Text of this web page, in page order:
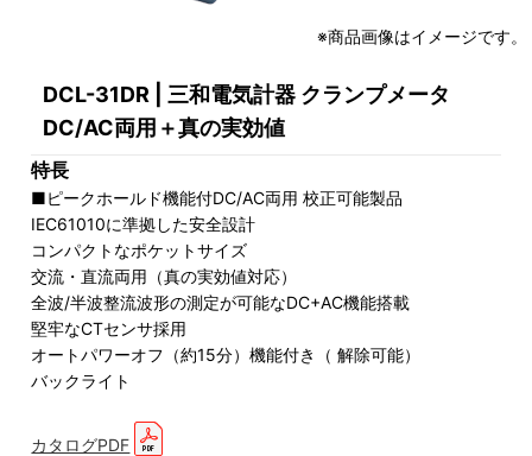
※商品画像はイメージです。
DCL-31DR | 三和電気計器 クランプメータ
DC/AC両用＋真の実効値
特長
■ピークホールド機能付DC/AC両用 校正可能製品
IEC61010に準拠した安全設計
コンパクトなポケットサイズ
交流・直流両用（真の実効値対応）
全波/半波整流波形の測定が可能なDC+AC機能搭載
堅牢なCTセンサ採用
オートパワーオフ（約15分）機能付き（ 解除可能）
バックライト
カタログPDF